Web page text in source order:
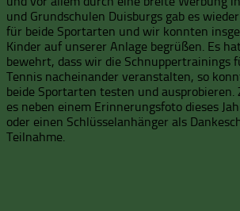
und Grundschulen Duisburgs gab es
für beide Sportarten und wir konnten
Kinder auf unserer Anlage begrüßen. Es
bewehrt, dass wir die Schnuppertrainings
Tennis nacheinander veranstalten, so
beide Sportarten testen und ausprobieren.
es neben einem Erinnerungsfoto dieses
oder einen Schlüsselanhänger als
Teilnahme.